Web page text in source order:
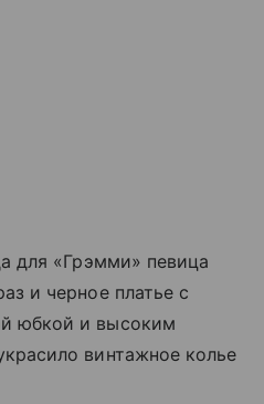
для «Грэмми» певица
и черное платье с
юбкой и высоким
винтажное колье